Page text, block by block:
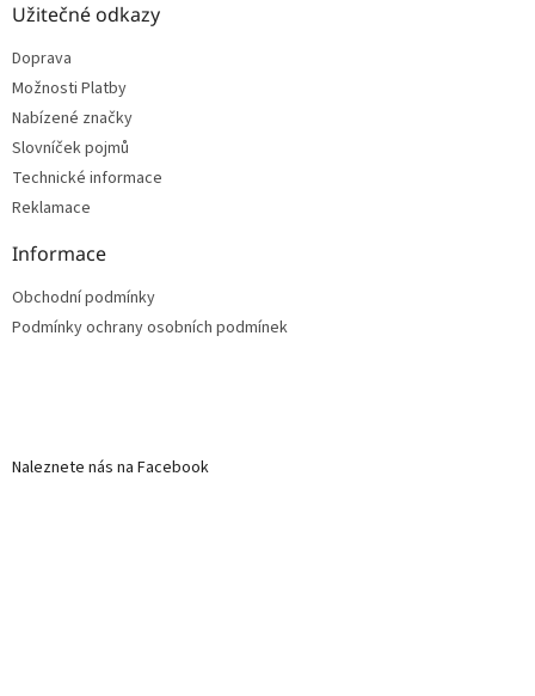
Užitečné odkazy
Doprava
Možnosti Platby
Nabízené značky
Slovníček pojmů
Technické informace
Reklamace
Informace
Obchodní podmínky
Podmínky ochrany osobních podmínek
Naleznete nás na Facebook